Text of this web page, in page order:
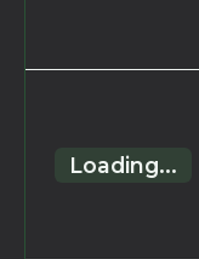
Loading...